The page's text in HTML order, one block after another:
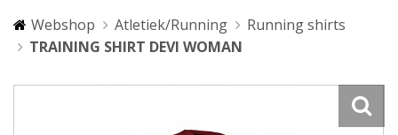
Webshop Atletiek/Running
Running shirts
TRAINING SHIRT DEVI WOMAN